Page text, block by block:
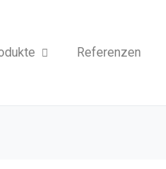
Referenzen